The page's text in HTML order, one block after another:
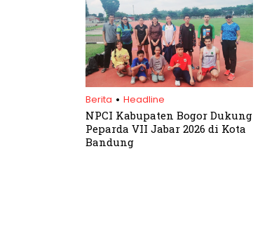
Berita . Headline
NPCI Kabupaten Bogor Dukung
Peparda VII Jabar 2026 di Kota
Bandung